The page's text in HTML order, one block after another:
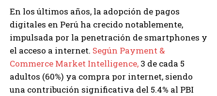
En los últimos años, la adopción de pagos
digitales en Perú ha crecido notablemente,
impulsada por la penetración de smartphones y
el acceso a internet. Según Payment &
Commerce Market Intelligence, 3 de cada 5
adultos (60%) ya compra por internet, siendo
una contribución significativa del 5.4% al PBI